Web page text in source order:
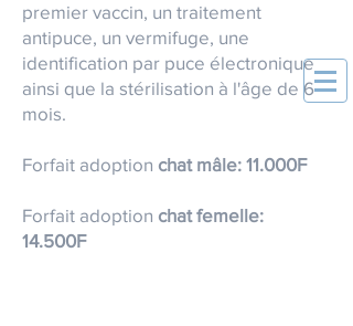
premier vaccin, un traitement
antipuce, un vermifuge, une
identification par puce électronique
ainsi que la stérilisation à l'âge de 6
mois.
Forfait adoption chat mâle: 11.000F
Forfait adoption chat femelle:
14.500F